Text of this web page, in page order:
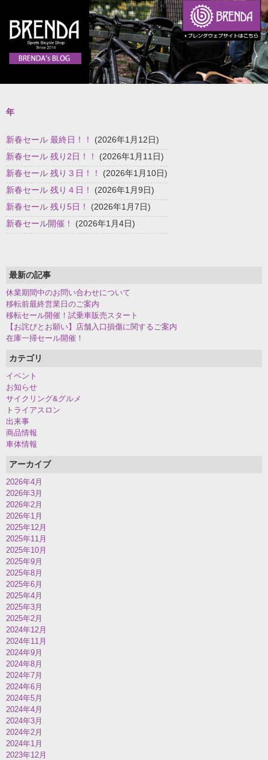
年
新春セール 最終日！！
(2026年1月12日)
新春セール 残り2日！！
(2026年1月11日)
新春セール 残り３日！！
(2026年1月10日)
新春セール 残り４日！
(2026年1月9日)
新春セール 残り5日！
(2026年1月7日)
新春セール開催！
(2026年1月4日)
最新の記事
休業期間中のお問い合わせについて
移転前最終営業日のご案内
移転セール開催！試乗車販売スタート
【お詫びとお願い】店舗入口損傷に関するご案内
在庫一掃セール開催！
カテゴリ
イベント
お知らせ
サイクリング&グルメ
トライアスロン
出来事
商品情報
車体情報
アーカイブ
2026年4月
2026年3月
2026年2月
2026年1月
2025年12月
2025年11月
2025年10月
2025年9月
2025年8月
2025年6月
2025年4月
2025年3月
2025年2月
2024年12月
2024年11月
2024年9月
2024年8月
2024年7月
2024年6月
2024年5月
2024年4月
2024年3月
2024年2月
2024年1月
2023年12月